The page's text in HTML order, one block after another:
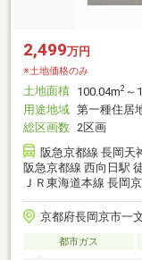
2,499万円
※土地価格のみ
土地面積 100.04m2 ～
用途地域 第一種住居
総区画数 2区画
阪急京都線 長岡天
阪急京都線 西向日駅
ＪＲ東海道本線 長岡
京都府長岡京市一
都市ガス